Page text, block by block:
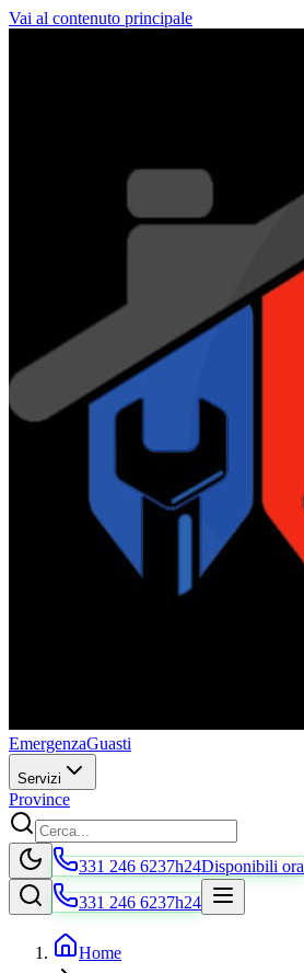
Vai al contenuto principale
EmergenzaGuasti
Servizi
Province
331 246 6237h24Disponibili ora
331 246 6237h24
Home